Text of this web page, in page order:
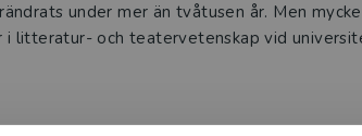
under mer än tvåtusen år. Men
litteratur- och teatervetenskap vid